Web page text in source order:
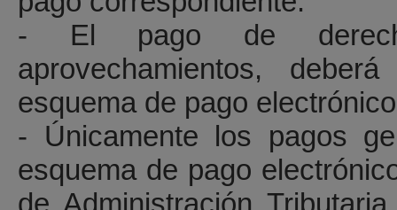
- El pago de
aprovechamientos,
esquema de pago
- Únicamente los pagos
esquema de pago
de Administración